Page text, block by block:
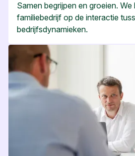
Samen begrijpen en groeien.
familiebedrijf op de interactie
bedrijfsdynamieken.